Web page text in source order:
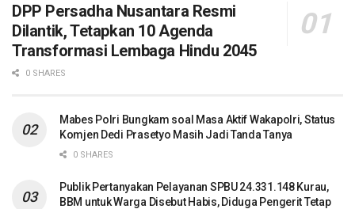
DPP Persadha Nusantara Resmi
Dilantik, Tetapkan 10 Agenda
Transformasi Lembaga Hindu 2045
0 SHARES
Mabes Polri Bungkam soal Masa Aktif Wakapolri, Status
Komjen Dedi Prasetyo Masih Jadi Tanda Tanya
0 SHARES
Publik Pertanyakan Pelayanan SPBU 24.331.148 Kurau,
BBM untuk Warga Disebut Habis, Diduga Pengerit Tetap